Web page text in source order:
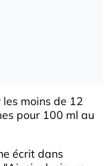
moins de 12
pour 100 ml au
écrit dans